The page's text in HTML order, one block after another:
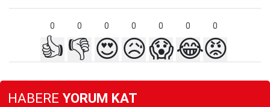
0 0 0 0 0 0 0
👍 👎 😍😥😱😂😡
HABERE YORUM KAT